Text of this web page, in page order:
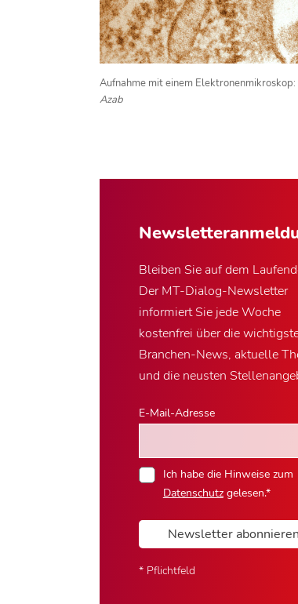
Aufnahme mit einem
Azab
Bleiben Sie auf dem
Der MT-Dialog-Newsletter
informiert Sie jede Woche
kostenfrei über die
Branchen-News, aktuelle
und die neusten
E-Mail-Adresse
Ich habe die Hinweise zum
Datenschutzgelesen.*
Newsletter abonnieren
* Pflichtfeld